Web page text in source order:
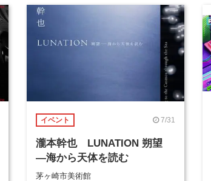
イベント 7/31
瀧本幹也 LUNATION 朔望
―海から天体を読む
茅ヶ崎市美術館